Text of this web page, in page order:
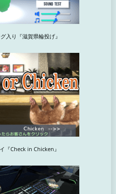
入り『滋賀県輪投げ』
『Check in Chicken』